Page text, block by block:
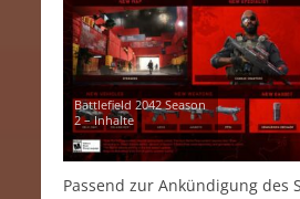
Battlefield 2042 Season
2 – Inhalte
Passend zur Ankündigung des